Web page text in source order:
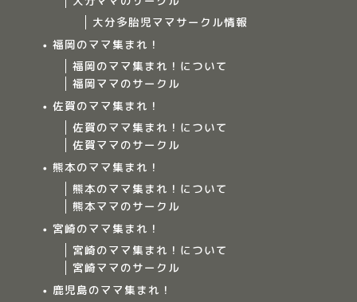
大分多胎児ママサークル情報
福岡のママ集まれ！
福岡のママ集まれ！について
福岡ママのサークル
佐賀のママ集まれ！
佐賀のママ集まれ！について
佐賀ママのサークル
熊本のママ集まれ！
熊本のママ集まれ！について
熊本ママのサークル
宮崎のママ集まれ！
宮崎のママ集まれ！について
宮崎ママのサークル
鹿児島のママ集まれ！
ママ集まれ！について
ママ集まれ！スタッフ